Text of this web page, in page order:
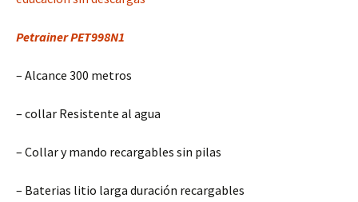
Petrainer PET998N1
– Alcance 300 metros
– collar Resistente al agua
– Collar y mando recargables sin pilas
– Baterias litio larga duración recargables